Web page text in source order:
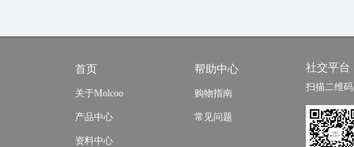
首页
关于Molcoo
产品中心
资料中心
帮助中心
购物指南
常见问题
社交平台
扫描二维